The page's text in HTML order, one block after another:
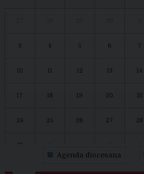
3 4 5 6 7
10 11 12 13 14
17 18 19 20 21
24 25 26 27 28
31
Agenda diocesana